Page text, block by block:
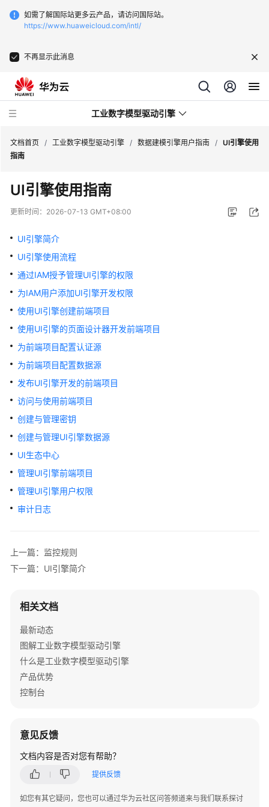
如需了解国际站更多云产品，请访问国际站。
https://www.huaweicloud.com/intl/
不再显示此消息
工业数字模型驱动引擎
最
新
动
品
介
绍
计
费
说
明
快
速
入
门
控
台
操
指
数
据
引
用
户
指
南
态
使
用
指
文档首页 / 工业数字模型驱动引擎 / 数据建模引擎用户指南 / UI引擎使用
指南
UI引擎使用指南
更新时间： 2026-07-13 GMT+08:00
UI引擎简介
UI引擎使用流程
通过IAM授予管理UI引擎的权限
为IAM用户添加UI引擎开发权限
使用UI引擎创建前端项目
使用UI引擎的页面设计器开发前端项目
为前端项目配置认证源
为前端项目配置数据源
发布UI引擎开发的前端项目
访问与使用前端项目
创建与管理密钥
创建与管理UI引擎数据源
UI生态中心
管理UI引擎前端项目
管理UI引擎用户权限
审计日志
上一篇：监控规则
下一篇：UI引擎简介
相关文档
最新动态
图解工业数字模型驱动引擎
什么是工业数字模型驱动引擎
产品优势
控制台
意见反馈
文档内容是否对您有帮助？
提供反馈
如您有其它疑问，您也可以通过华为云社区问答频道来与我们联系探讨